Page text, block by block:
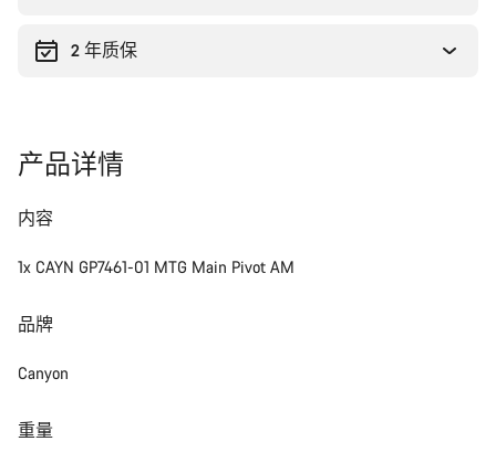
2 年质保
产品详情
内容
1x CAYN GP7461-01 MTG Main Pivot AM
品牌
Canyon
重量